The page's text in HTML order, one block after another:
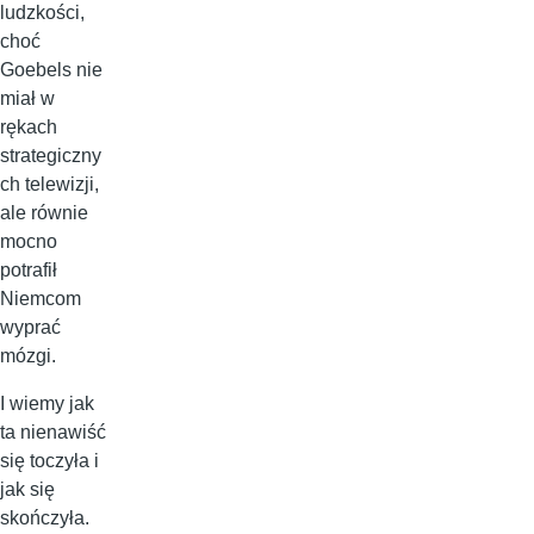
ludzkości,
choć
Goebels nie
miał w
rękach
strategiczny
ch telewizji,
ale równie
mocno
potrafił
Niemcom
wyprać
mózgi.
I wiemy jak
ta nienawiść
się toczyła i
jak się
skończyła.